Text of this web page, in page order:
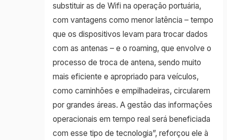
substituir as de Wifi na operação portuária,
com vantagens como menor latência – tempo
que os dispositivos levam para trocar dados
com as antenas – e o roaming, que envolve o
processo de troca de antena, sendo muito
mais eficiente e apropriado para veículos,
como caminhões e empilhadeiras, circularem
por grandes áreas. A gestão das informações
operacionais em tempo real será beneficiada
com esse tipo de tecnologia”, reforçou ele à